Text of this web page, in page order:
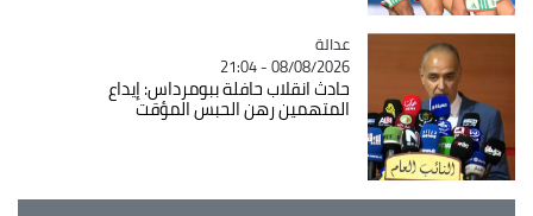
Catégorie
عدالة
08/08/2026 - 21:04
حادث انقلاب حافلة ببومرداس: إيداع
المتهمين رهن الحبس المؤقت